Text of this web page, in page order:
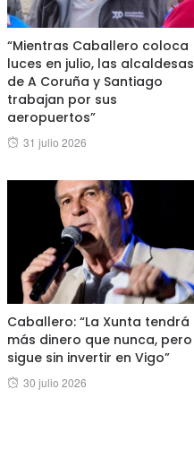
“Mientras Caballero coloca
luces en julio, las alcaldesas
de A Coruña y Santiago
trabajan por sus
aeropuertos”
Posted
31 julio 2026
Caballero: “La Xunta tendrá
más dinero que nunca, pero
sigue sin invertir en Vigo”
Posted
30 julio 2026